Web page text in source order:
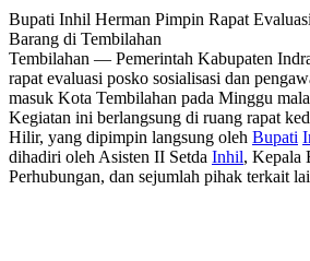
Bupati Inhil Herman Pimpin Rapat
Barang di Tembilahan
Tembilahan — Pemerintah Kabupaten
rapat evaluasi posko sosialisasi dan
masuk Kota Tembilahan pada Minggu
Kegiatan ini berlangsung di ruang rapat
Hilir, yang dipimpin langsung oleh Bupati
dihadiri oleh Asisten II Setda Inhil, Kepala
Perhubungan, dan sejumlah pihak terkait